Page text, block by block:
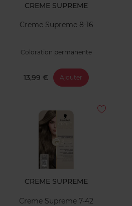
CREME SUPREME
Creme Supreme 8-16
Coloration permanente
13,99 € Ajouter
CREME SUPREME
Creme Supreme 7-42